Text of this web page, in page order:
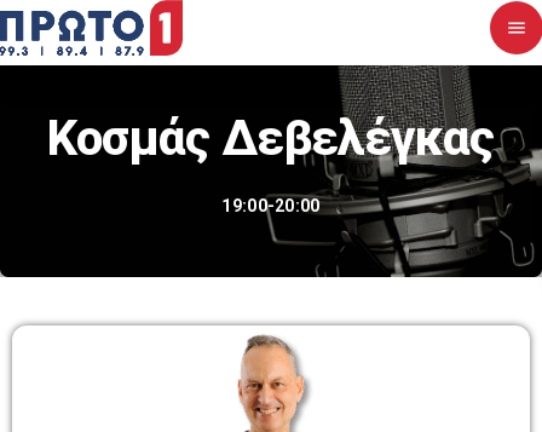
menu
close
Αρχική
Νέα
Διαγωνισμοί
Κοσμάς Δεβελέγκας
19:00-20:00